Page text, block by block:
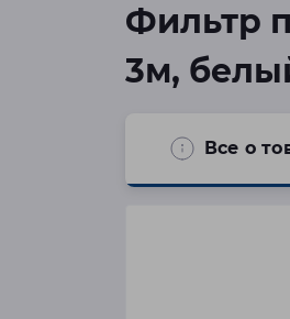
Фильтр
3м,
Все о